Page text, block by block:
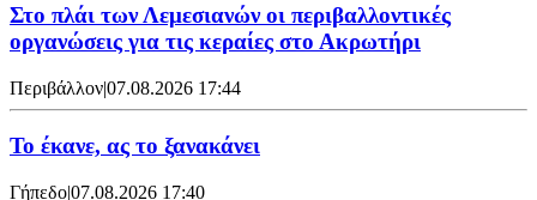
Στο πλάι των Λεμεσιανών οι περιβαλλοντικές
οργανώσεις για τις κεραίες στο Ακρωτήρι
Περιβάλλον|07.08.2026 17:44
Το έκανε, ας το ξανακάνει
Γήπεδο|07.08.2026 17:40